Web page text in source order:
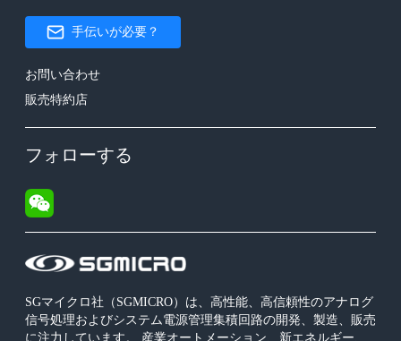
SGマイクロ社（SGMICRO）は、高性能、高信頼性のアナログ
信号処理およびシステム電源管理集積回路の開発、製造、販売
に注力しています。 産業オートメーション、新エネルギー、
手伝いが必要？
お問い合わせ
販売特約店
フォローする